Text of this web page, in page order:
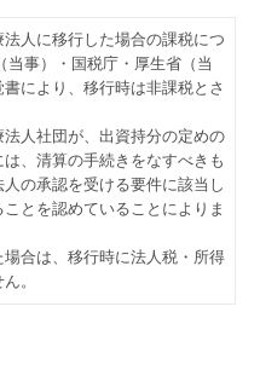
人に移行した場合の課税につ
当事）・国税庁・厚生省（当
により、移行時は非課税とさ
人社団が、出資持分の定めの
、清算の手続きをなすべきも
の承認を受ける要件に該当し
とを認めていることによりま
合は、移行時に法人税・所得
。